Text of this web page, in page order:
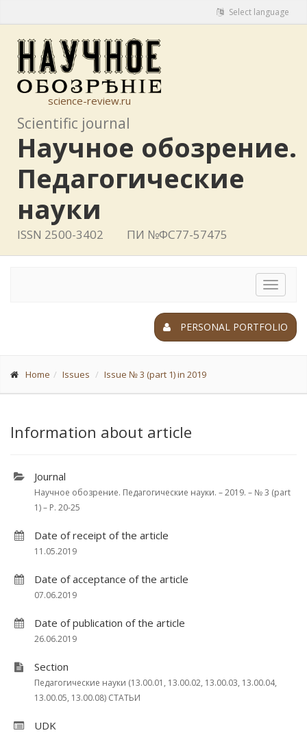
Select language
science-review.ru
Scientific journal
Научное обозрение.
Педагогические
науки
ISSN 2500-3402 ПИ №ФС77-57475
Toggle
PERSONAL PORTFOLIO
Home Issues Issue № 3 (part 1) in 2019
Information about article
Journal
Научное обозрение. Педагогические науки. – 2019. – № 3 (part
1) – P. 20-25
Date of receipt of the article
11.05.2019
Date of acceptance of the article
07.06.2019
Date of publication of the article
26.06.2019
Section
Педагогические науки (13.00.01, 13.00.02, 13.00.03, 13.00.04,
13.00.05, 13.00.08) СТАТЬИ
UDK